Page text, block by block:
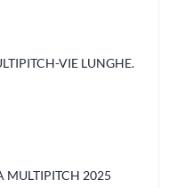
VIE LUNGHE.
MULTIPITCH 2025